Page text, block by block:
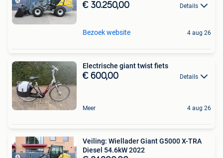
€ 30.250,00 Details
Bezoek website 4 aug 26
Electrische giant twist fiets
€ 600,00 Details
Meer 4 aug 26
Veiling: Wiellader Giant G5000 X-TRA
Diesel 54.6kW 2022